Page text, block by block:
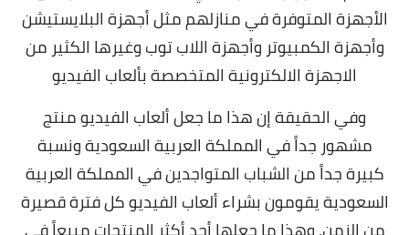
الأجهزة المتوفرة في منازلهم مثل أجهزة البلايستيشن
وأجهزة الكمبيوتر وأجهزة اللاب توب وغيرها الكثير من
الاجهزة الالكترونية المتخصصة بألعاب الفيديو
وفي الحقيقة إن هذا ما جعل ألعاب الفيديو منتج
مشهور جداً في المملكة العربية السعودية ونسبة
كبيرة جداً من الشباب المتواجدين في المملكة العربية
السعودية يقومون بشراء ألعاب الفيديو كل فترة قصيرة